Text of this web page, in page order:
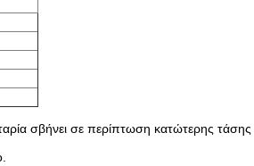
σβήνει σε περίπτωση κατώτερης